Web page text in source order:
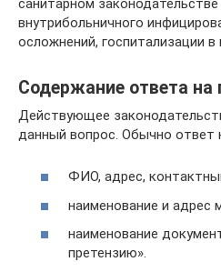
внутрибольничного
осложнений, госпитализации
Содержание ответа на
Действующее
данный вопрос. Обычно ответ
ФИО, адрес,
наименование и адрес
наименование
претензию».